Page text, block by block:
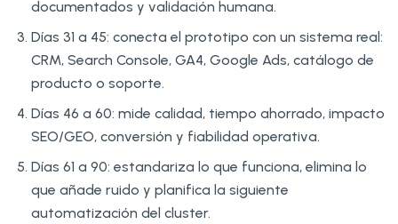
documentados y validación humana.
Días 31 a 45: conecta el prototipo con un sistema real:
CRM, Search Console, GA4, Google Ads, catálogo de
producto o soporte.
Días 46 a 60: mide calidad, tiempo ahorrado, impacto
SEO/GEO, conversión y fiabilidad operativa.
Días 61 a 90: estandariza lo que funciona, elimina lo
que añade ruido y planifica la siguiente
automatización del cluster.